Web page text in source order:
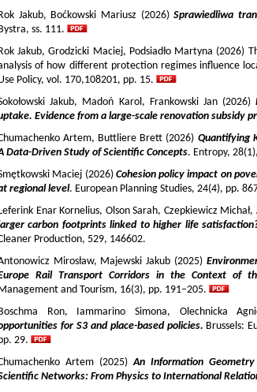
Jakub, Boćkowski Mariusz (2026)Sprawiedliwa
ss. 111.
Jakub, Grodzicki Maciej, Podsiadło Martyna (2026)
of how different protection regimes influence
Policy, vol. 170,108201, pp. 15.
Jakub, Madoń Karol, Frankowski Jan (2026)
Evidence from a large-scale renovation subsidy
Artem, Buttliere Brett (2026) Quantifying
Data-Driven Study of Scientific Concepts. Entropy,
Maciej (2026)Cohesion policy impact on
regional level. European Planning Studies, 24(4), pp.
Enar Kornelius, Olson Sarah, Czepkiewicz
carbon footprints linked to higher life
Production, 529, 146602.
Mirosław, Majewski Jakub (2025)
Rail Transport Corridors in the Context of
and Tourism, 16(3), pp. 191–205.
Ron, Iammarino Simona, Olechnicka
for S3 and place-based policies. Brussels:
29.
Artem (2025)An Information
Networks: From Physics to International